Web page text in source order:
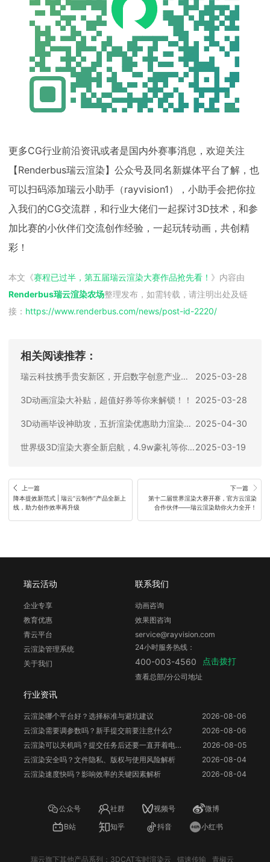
更多CG行业前沿资讯或者是国内外赛事消息，欢迎关注
【Renderbus瑞云渲染】公众号及同名新媒体平台了解，也
可以扫码添加瑞云小助手（rayvision1），小助手会把你拉
入我们的CG交流群，和行业大佬们一起探讨3D技术，和参
加比赛的小伙伴们交流创作经验，一起玩转动画，共创精
彩！
本文《赛程已过半，第五届瑞云渲染大赛作品抢先看！ 》内容由
Renderbus瑞云渲染农场整理发布，如需转载，请注明出处及链
接： https://www.renderbus.com/news/post-id-2220/
相关阅读推荐：
瑞云科技携手贵安新区，开启数字创意产业新篇章！ 2025-03-28
3D动画渲染大补贴，超值好券等你来解锁！！ 2025-03-28
3D动画毕设神助攻，五折渲染优惠助力渲染提速百倍！ 2025-04-30
世界级3D渲染大赛全新启航，4.9w豪礼等你拿!2025-03-19
上一篇
降本提效新范式 | 瑞云“云制作”产品全新上
线，助力创作效率再升级
下一篇
第十二届世界渲染大赛开赛，官方云渲染
合作伙伴——瑞云渲染助你火力全开！
瑞云活动
企业专享
教育优惠
青云平台
云渲染管理系统
关于我们
行业资讯
云渲染哪个平台好？选择标准与避坑建议
2026-08-06
云渲染需要调参数吗？新手提交前要注意什么?
2026-08-06
云渲染可以关机吗？提交任务后还要一直开着电脑吗？
2026-08-05
云渲染安全吗？文件隐私、版权与使用风险解析
2026-08-04
云渲染速度快吗？影响效率的关键因素解析
2026-08-04
联系我们
动画咨询
效果图咨询
service@rayvision.com
24小时服务热线：
400-003-4560 点击拨打
查看总部/分公司地址
公众号 社群 视频号
微博
B站
知乎 抖音 小红书
瑞云旗下其他产品系列： 3DCAT实时渲染云 镭速传输 青椒云